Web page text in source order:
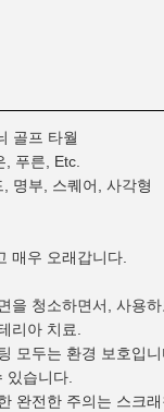
골프 타월
푸른, Etc.
, 명부, 스퀘어, 사각형
매우 오래갑니다.
을 청소하면서, 사용하
리아 치료.
모두는 환경 보호입
있습니다.
완전한 주의는 스크